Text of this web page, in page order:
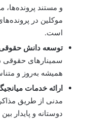
و مستند
موکلین در
است.
توسعه دانش
سمینارهای حقوقی
همیشه به‌روز و
ارائه خدمات
مدنی از طریق
دوستانه و پایدار